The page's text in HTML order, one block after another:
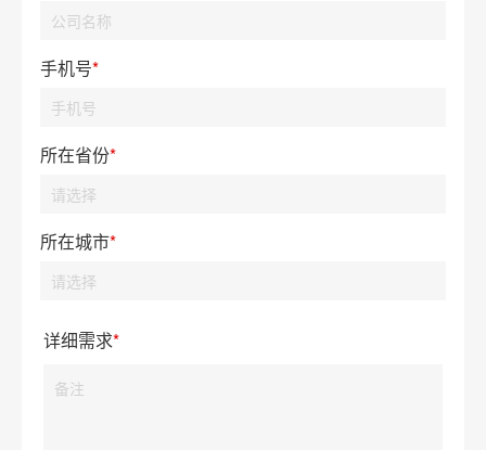
手机号*
所在省份*
所在城市*
详细需求*